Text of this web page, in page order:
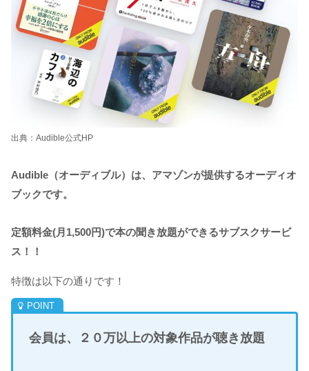
出典：Audible公式HP
Audible（オーディブル）は、アマゾンが提供するオーディオ
ブックです。
定額料金(月1,500円)で本の聞き放題ができるサブスクサービ
ス！！
特徴は以下の通りです！
会員は、２０万以上の対象作品が聴き放題